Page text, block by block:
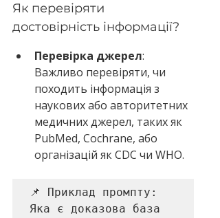
Як перевіряти
достовірність інформації?
Перевірка джерел:
Важливо перевіряти, чи
походить інформація з
наукових або авторитетних
медичних джерел, таких як
PubMed, Cochrane, або
організацій як CDC чи WHO.
📌 Приклад промпту:
Яка є доказова база